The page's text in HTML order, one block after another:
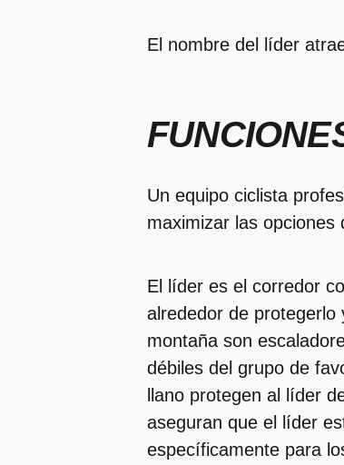
El nombre del líder
Un equipo ciclista
maximizar las opciones
El líder es el corredor
alrededor de protegerlo
montaña son
débiles del grupo de
llano protegen al líder
aseguran que el líder
específicamente para